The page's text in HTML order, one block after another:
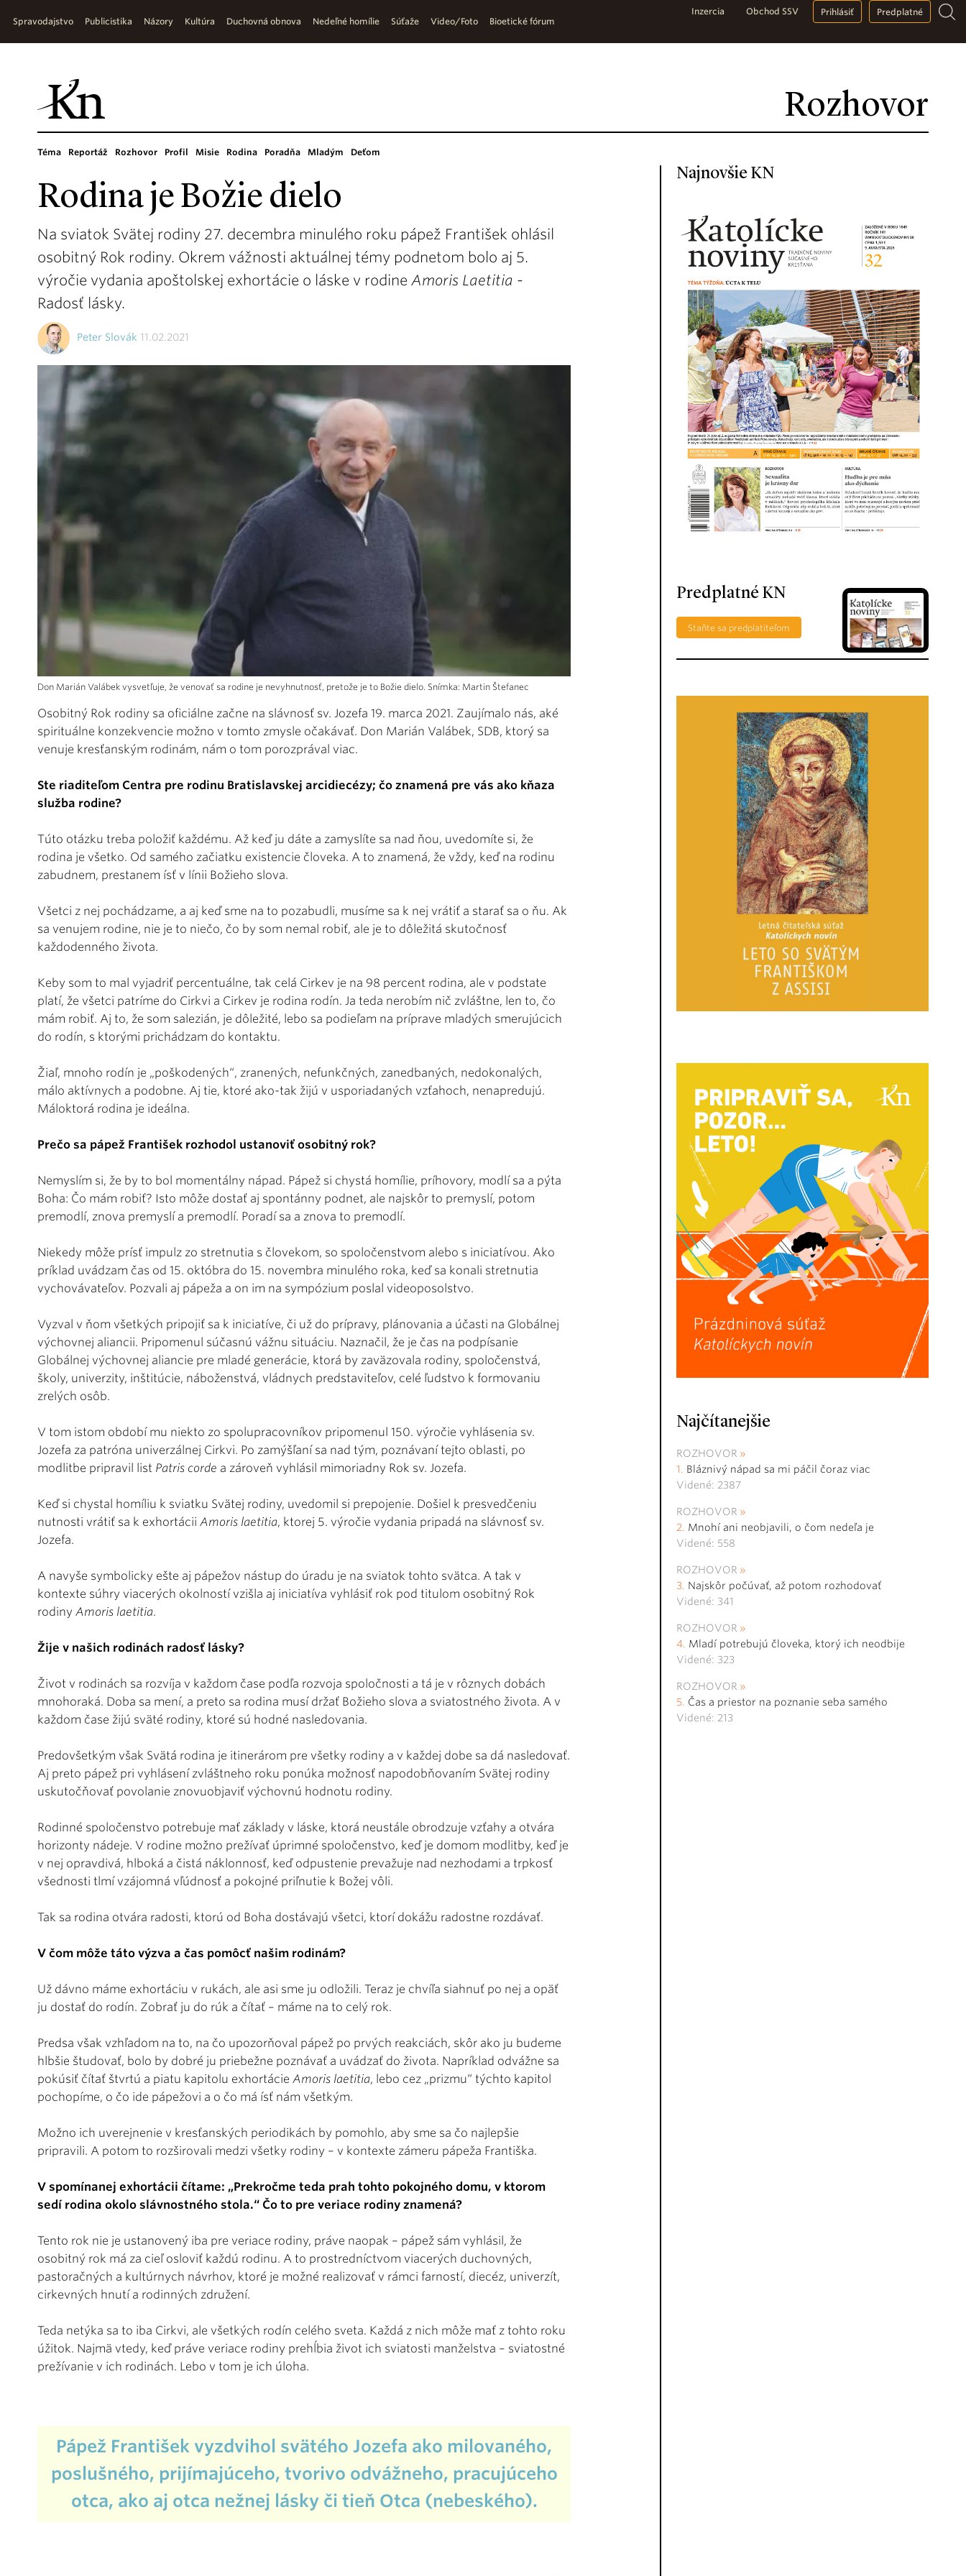
Rozhovor
Spravodajstvo Publicistika Názory Kultúra Duchovná obnova Nedeľné homílie Súťaže Video/Foto Bioetické fórum
Inzercia Obchod SSV Prihlásiť Predplatné
Téma Reportáž Rozhovor Profil Misie Rodina Poradňa Mladým Deťom
Rodina je Božie dielo
Na sviatok Svätej rodiny 27. decembra minulého roku pápež František ohlásil
osobitný Rok rodiny. Okrem vážnosti aktuálnej témy podnetom bolo aj 5.
výročie vydania apoštolskej exhortácie o láske v rodine Amoris Laetitia -
Radosť lásky.
Peter Slovák 11.02.2021
Don Marián Valábek vysvetľuje, že venovať sa rodine je nevyhnutnosť, pretože je to Božie dielo. Snímka: Martin Štefanec
Osobitný Rok rodiny sa oficiálne začne na slávnosť sv. Jozefa 19. marca 2021. Zaujímalo nás, aké
spirituálne konzekvencie možno v tomto zmysle očakávať. Don Marián Valábek, SDB, ktorý sa
venuje kresťanským rodinám, nám o tom porozprával viac.
Ste riaditeľom Centra pre rodinu Bratislavskej arcidiecézy; čo znamená pre vás ako kňaza
služba rodine?
Túto otázku treba položiť každému. Až keď ju dáte a zamyslíte sa nad ňou, uvedomíte si, že
rodina je všetko. Od samého začiatku existencie človeka. A to znamená, že vždy, keď na rodinu
zabudnem, prestanem ísť v línii Božieho slova.
Všetci z nej pochádzame, a aj keď sme na to pozabudli, musíme sa k nej vrátiť a starať sa o ňu. Ak
sa venujem rodine, nie je to niečo, čo by som nemal robiť, ale je to dôležitá skutočnosť
každodenného života.
Keby som to mal vyjadriť percentuálne, tak celá Cirkev je na 98 percent rodina, ale v podstate
platí, že všetci patríme do Cirkvi a Cirkev je rodina rodín. Ja teda nerobím nič zvláštne, len to, čo
mám robiť. Aj to, že som salezián, je dôležité, lebo sa podieľam na príprave mladých smerujúcich
do rodín, s ktorými prichádzam do kontaktu.
Žiaľ, mnoho rodín je „poškodených“, zranených, nefunkčných, zanedbaných, nedokonalých,
málo aktívnych a podobne. Aj tie, ktoré ako-tak žijú v usporiadaných vzťahoch, nenapredujú.
Máloktorá rodina je ideálna.
Prečo sa pápež František rozhodol ustanoviť osobitný rok?
Nemyslím si, že by to bol momentálny nápad. Pápež si chystá homílie, príhovory, modlí sa a pýta
Boha: Čo mám robiť? Isto môže dostať aj spontánny podnet, ale najskôr to premyslí, potom
premodlí, znova premyslí a premodlí. Poradí sa a znova to premodlí.
Niekedy môže prísť impulz zo stretnutia s človekom, so spoločenstvom alebo s iniciatívou. Ako
príklad uvádzam čas od 15. októbra do 15. novembra minulého roka, keď sa konali stretnutia
vychovávateľov. Pozvali aj pápeža a on im na sympózium poslal videoposolstvo.
Vyzval v ňom všetkých pripojiť sa k iniciatíve, či už do prípravy, plánovania a účasti na Globálnej
výchovnej aliancii. Pripomenul súčasnú vážnu situáciu. Naznačil, že je čas na podpísanie
Globálnej výchovnej aliancie pre mladé generácie, ktorá by zaväzovala rodiny, spoločenstvá,
školy, univerzity, inštitúcie, náboženstvá, vládnych predstaviteľov, celé ľudstvo k formovaniu
zrelých osôb.
V tom istom období mu niekto zo spolupracovníkov pripomenul 150. výročie vyhlásenia sv.
Jozefa za patróna univerzálnej Cirkvi. Po zamýšľaní sa nad tým, poznávaní tejto oblasti, po
modlitbe pripravil list Patris corde a zároveň vyhlásil mimoriadny Rok sv. Jozefa.
Keď si chystal homíliu k sviatku Svätej rodiny, uvedomil si prepojenie. Došiel k presvedčeniu
nutnosti vrátiť sa k exhortácii Amoris laetitia, ktorej 5. výročie vydania pripadá na slávnosť sv.
Jozefa.
A navyše symbolicky ešte aj pápežov nástup do úradu je na sviatok tohto svätca. A tak v
kontexte súhry viacerých okolností vzišla aj iniciatíva vyhlásiť rok pod titulom osobitný Rok
rodiny Amoris laetitia.
Žije v našich rodinách radosť lásky?
Život v rodinách sa rozvíja v každom čase podľa rozvoja spoločnosti a tá je v rôznych dobách
mnohoraká. Doba sa mení, a preto sa rodina musí držať Božieho slova a sviatostného života. A v
každom čase žijú sväté rodiny, ktoré sú hodné nasledovania.
Predovšetkým však Svätá rodina je itinerárom pre všetky rodiny a v každej dobe sa dá nasledovať.
Aj preto pápež pri vyhlásení zvláštneho roku ponúka možnosť napodobňovaním Svätej rodiny
uskutočňovať povolanie znovuobjaviť výchovnú hodnotu rodiny.
Rodinné spoločenstvo potrebuje mať základy v láske, ktorá neustále obrodzuje vzťahy a otvára
horizonty nádeje. V rodine možno prežívať úprimné spoločenstvo, keď je domom modlitby, keď je
v nej opravdivá, hlboká a čistá náklonnosť, keď odpustenie prevažuje nad nezhodami a trpkosť
všednosti tlmí vzájomná vľúdnosť a pokojné priľnutie k Božej vôli.
Tak sa rodina otvára radosti, ktorú od Boha dostávajú všetci, ktorí dokážu radostne rozdávať.
V čom môže táto výzva a čas pomôcť našim rodinám?
Už dávno máme exhortáciu v rukách, ale asi sme ju odložili. Teraz je chvíľa siahnuť po nej a opäť
ju dostať do rodín. Zobrať ju do rúk a čítať – máme na to celý rok.
Predsa však vzhľadom na to, na čo upozorňoval pápež po prvých reakciách, skôr ako ju budeme
hlbšie študovať, bolo by dobré ju priebežne poznávať a uvádzať do života. Napríklad odvážne sa
pokúsiť čítať štvrtú a piatu kapitolu exhortácie Amoris laetitia, lebo cez „prizmu“ týchto kapitol
pochopíme, o čo ide pápežovi a o čo má ísť nám všetkým.
Možno ich uverejnenie v kresťanských periodikách by pomohlo, aby sme sa čo najlepšie
pripravili. A potom to rozširovali medzi všetky rodiny – v kontexte zámeru pápeža Františka.
V spomínanej exhortácii čítame: „Prekročme teda prah tohto pokojného domu, v ktorom
sedí rodina okolo slávnostného stola.“ Čo to pre veriace rodiny znamená?
Tento rok nie je ustanovený iba pre veriace rodiny, práve naopak – pápež sám vyhlásil, že
osobitný rok má za cieľ osloviť každú rodinu. A to prostredníctvom viacerých duchovných,
pastoračných a kultúrnych návrhov, ktoré je možné realizovať v rámci farností, diecéz, univerzít,
cirkevných hnutí a rodinných združení.
Teda netýka sa to iba Cirkvi, ale všetkých rodín celého sveta. Každá z nich môže mať z tohto roku
úžitok. Najmä vtedy, keď práve veriace rodiny prehĺbia život ich sviatosti manželstva – sviatostné
prežívanie v ich rodinách. Lebo v tom je ich úloha.
Pápež František vyzdvihol svätého Jozefa ako milovaného,
poslušného, prijímajúceho, tvorivo odvážneho, pracujúceho
otca, ako aj otca nežnej lásky či tieň Otca (nebeského).
Najnovšie KN
Predplatné KN
Staňte sa predplatiteľom
Najčítanejšie
ROZHOVOR
Bláznivý nápad sa mi páčil čoraz viac
Videné: 2387
ROZHOVOR
Mnohí ani neobjavili, o čom nedeľa je
Videné: 558
ROZHOVOR
Najskôr počúvať, až potom rozhodovať
Videné: 341
ROZHOVOR
Mladí potrebujú človeka, ktorý ich neodbije
Videné: 323
ROZHOVOR
Čas a priestor na poznanie seba samého
Videné: 213